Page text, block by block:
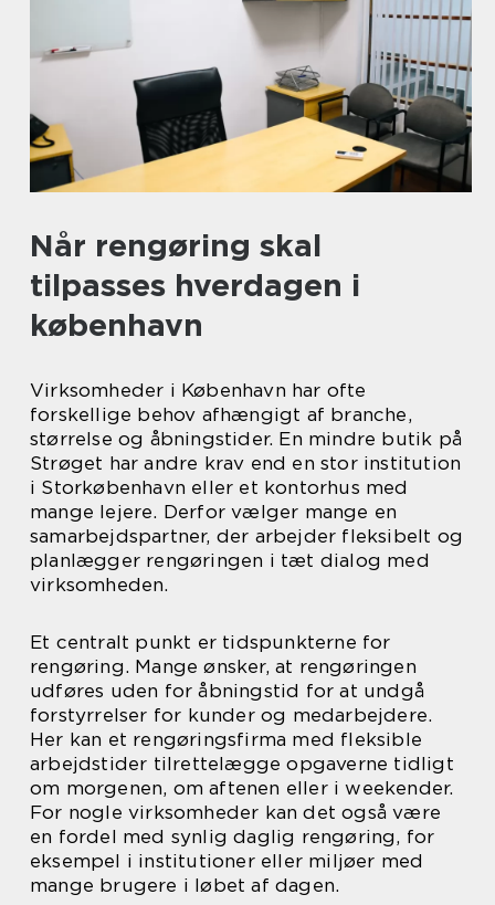
Når rengøring skal
tilpasses hverdagen i
københavn
Virksomheder i København har ofte
forskellige behov afhængigt af branche,
størrelse og åbningstider. En mindre butik på
Strøget har andre krav end en stor institution
i Storkøbenhavn eller et kontorhus med
mange lejere. Derfor vælger mange en
samarbejdspartner, der arbejder fleksibelt og
planlægger rengøringen i tæt dialog med
virksomheden.
Et centralt punkt er tidspunkterne for
rengøring. Mange ønsker, at rengøringen
udføres uden for åbningstid for at undgå
forstyrrelser for kunder og medarbejdere.
Her kan et rengøringsfirma med fleksible
arbejdstider tilrettelægge opgaverne tidligt
om morgenen, om aftenen eller i weekender.
For nogle virksomheder kan det også være
en fordel med synlig daglig rengøring, for
eksempel i institutioner eller miljøer med
mange brugere i løbet af dagen.